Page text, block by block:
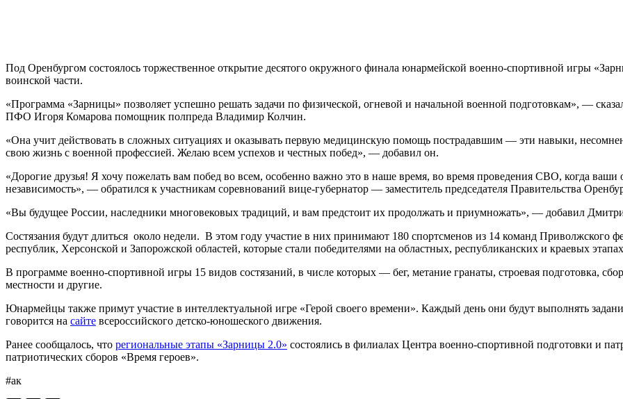
Под Оренбургом состоялось торжественное открытие десятого окружного финала юнармейской военно-спортивной игры
воинской части.
«Программа «Зарницы» позволяет успешно решать задачи по физической, огневой и начальной военной подготовкам», —
ПФО Игоря Комарова помощник полпреда Владимир Колчин.
«Она учит действовать в сложных ситуациях и оказывать первую медицинскую помощь пострадавшим — эти навыки,
свою жизнь с военной профессией. Желаю всем успехов и честных побед», — добавил он.
«Дорогие друзья! Я хочу пожелать вам побед во всем, особенно важно это в наше время, во время проведения СВО, когда
независимость», — обратился к участникам соревнований вице-губернатор — заместитель председателя Правительства
«Вы будущее России, наследники многовековых традиций, и вам предстоит их продолжать и приумножать», — добавил
Состязания будут длиться около недели. В этом году участие в них принимают 180 спортсменов из 14 команд Приволжского
республик, Херсонской и Запорожской областей, которые стали победителями на областных, республиканских и краевых
В программе военно-спортивной игры 15 видов состязаний, в числе которых — бег, метание гранаты, строевая подготовка,
местности и другие.
Юнармейцы также примут участие в интеллектуальной игре «Герой своего времени». Каждый день они будут выполнять
говорится на сайте всероссийского детско-юношеского движения.
Ранее сообщалось, что региональные этапы «Зарницы 2.0» состоялись в филиалах Центра военно-спортивной подготовки и
патриотических сборов «Время героев».
#ак